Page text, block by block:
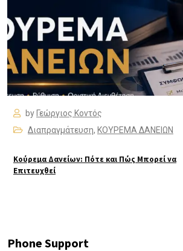
byΓεώργιος Κοντός
Διαπραγμάτευση, ΚΟΥΡΕΜΑ ΔΑΝΕΙΩΝ
Κούρεμα Δανείων: Πότε και Πώς Μπορεί να
Επιτευχθεί
Phone Support